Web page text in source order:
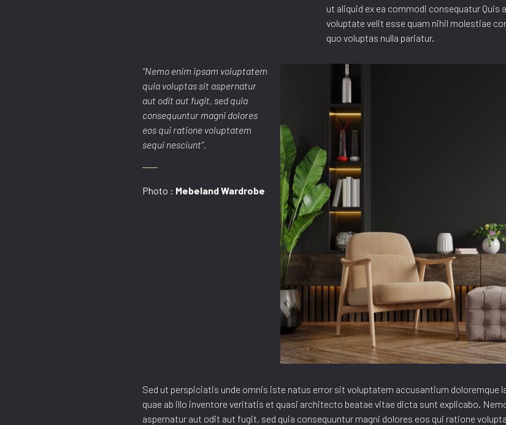
ut aliquid ex ea commodi consequatur Quis
voluptate velit esse quam nihil molestiae
quo voluptas nulla pariatur.
“Nemo enim ipsam voluptatem
quia voluptas sit aspernatur
aut odit aut fugit, sed quia
consequuntur magni dolores
eos qui ratione voluptatem
sequi nesciunt”.
Photo : Mebeland Wardrobe
Sed ut perspiciatis unde omnis iste natus error sit voluptatem accusantium doloremque
quae ab illo inventore veritatis et quasi architecto beatae vitae dicta sunt explicabo.
aspernatur aut odit aut fugit, sed quia consequuntur magni dolores eos qui ratione